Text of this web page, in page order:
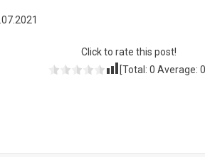
Click to rate this post!
[Total: 0 Average: 0